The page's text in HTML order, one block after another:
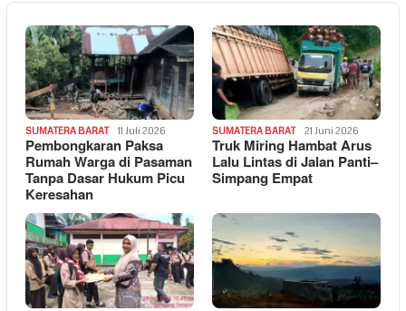
SUMATERA BARAT 11 Juli 2026
Pembongkaran Paksa
Rumah Warga di Pasaman
Tanpa Dasar Hukum Picu
Keresahan
SUMATERA BARAT 21 Juni 2026
Truk Miring Hambat Arus
Lalu Lintas di Jalan Panti–
Simpang Empat